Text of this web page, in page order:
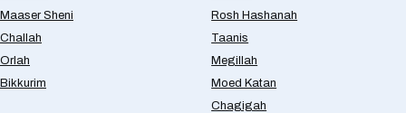
Maaser Sheni
Challah
Orlah
Bikkurim
Rosh Hashanah
Taanis
Megillah
Moed Katan
Chagigah